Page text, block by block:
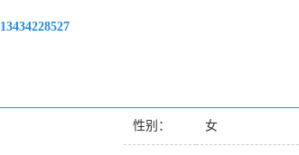
13434228527
性别： 女